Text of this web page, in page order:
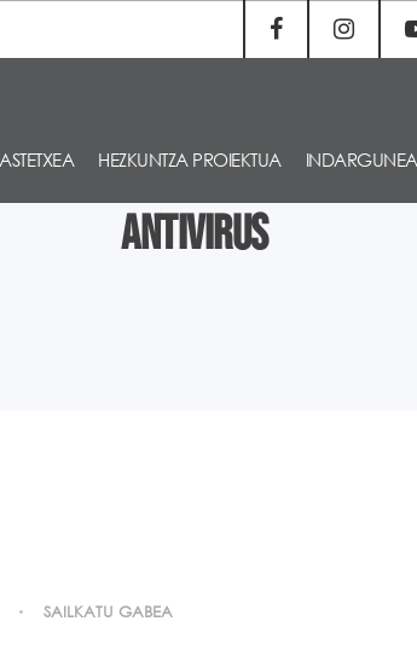
HEZKUNTZA PROIEKTUA
Antivirus
SAILKATU GABEA